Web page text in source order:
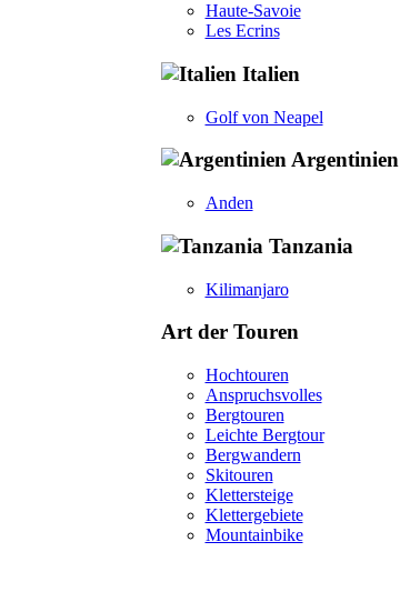
Haute-Savoie
Les Ecrins
Italien
Golf von Neapel
Argentinien
Anden
Tanzania
Kilimanjaro
Art der Touren
Hochtouren
Anspruchsvolles
Bergtouren
Leichte Bergtour
Bergwandern
Skitouren
Klettersteige
Klettergebiete
Mountainbike